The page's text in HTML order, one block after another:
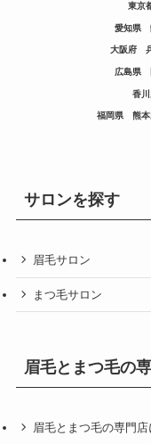
東京
愛知県
大阪府
広島県
香
福岡県 熊
サロンを探す
眉毛サロン
まつ毛サロン
眉毛とまつ毛の
眉毛とまつ毛の専門店